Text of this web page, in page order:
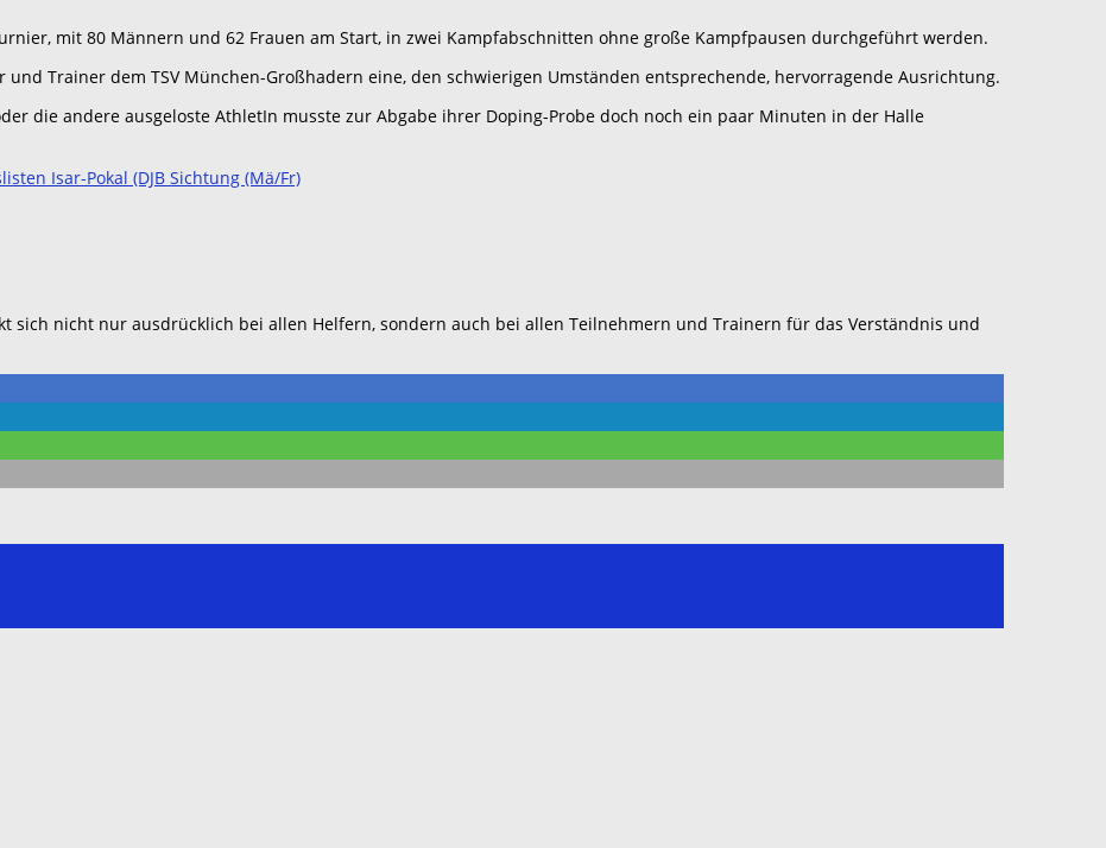
mit 80 Männern und 62 Frauen am Start, in zwei Kampfabschnitten ohne große Kampfpausen durchgeführt werden.
Trainer dem TSV München-Großhadern eine, den schwierigen Umständen entsprechende, hervorragende Ausrichtung.
die andere ausgeloste AthletIn musste zur Abgabe ihrer Doping-Probe doch noch ein paar Minuten in der Halle
Isar-Pokal (DJB Sichtung (Mä/Fr)
sich nicht nur ausdrücklich bei allen Helfern, sondern auch bei allen Teilnehmern und Trainern für das Verständnis und